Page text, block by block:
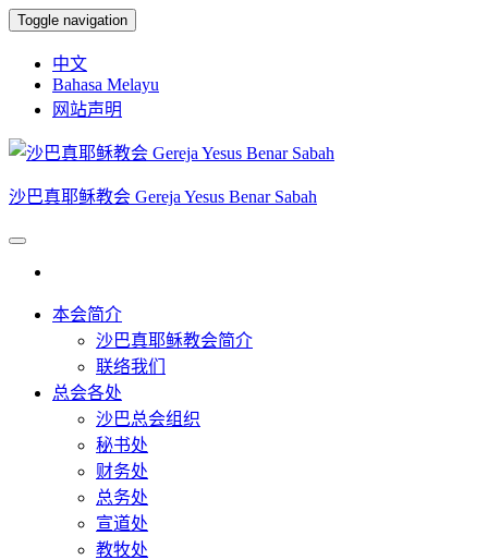
Skip
to
content
Toggle navigation
中文
Bahasa Melayu
网站声明
沙巴真耶稣教会 Gereja Yesus Benar Sabah
本会简介
沙巴真耶稣教会简介
联络我们
总会各处
沙巴总会组织
秘书处
财务处
总务处
宣道处
教牧处